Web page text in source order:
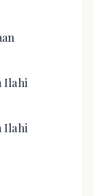
Ilahi
Ilahi